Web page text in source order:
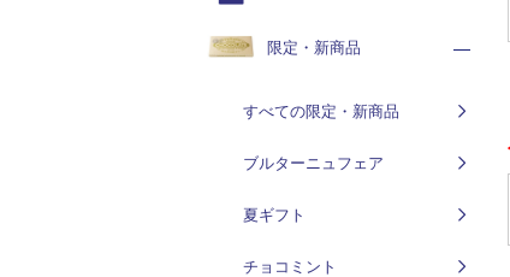
限定・新商品
すべての限定・新商品
ブルターニュフェア
夏ギフト
チョコミント